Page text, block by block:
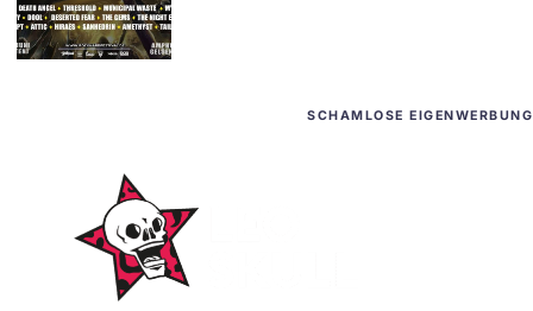
SCHAMLOSE EIGENWERBUNG